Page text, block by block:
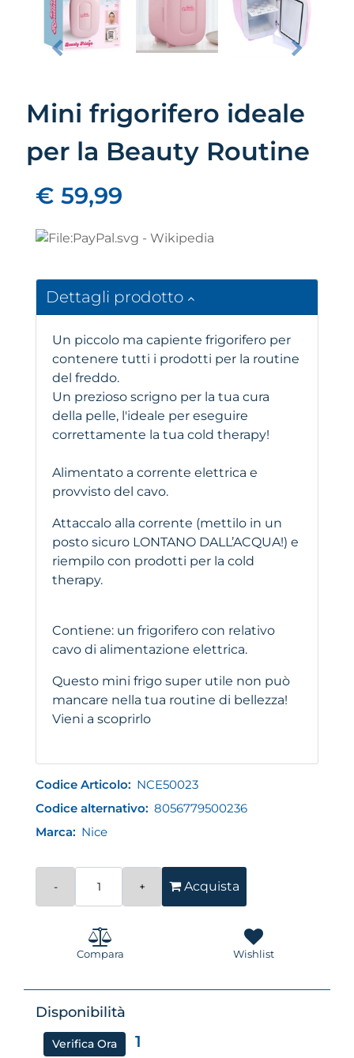
Mini frigorifero ideale
per la Beauty Routine
€ 59,99
Dettagli prodotto
Un piccolo ma capiente frigorifero per
contenere tutti i prodotti per la routine
del freddo.
Un prezioso scrigno per la tua cura
della pelle, l'ideale per eseguire
correttamente la tua cold therapy!
Alimentato a corrente elettrica e
provvisto del cavo.
Attaccalo alla corrente (mettilo in un
posto sicuro LONTANO DALL’ACQUA!) e
riempilo con prodotti per la cold
therapy.
Contiene: un frigorifero con relativo
cavo di alimentazione elettrica.
Questo mini frigo super utile non può
mancare nella tua routine di bellezza!
Vieni a scoprirlo
Codice Articolo: NCE50023
Codice alternativo: 8056779500236
Marca: Nice
Acquista
Compara Wishlist
Disponibilità
Verifica Ora 1